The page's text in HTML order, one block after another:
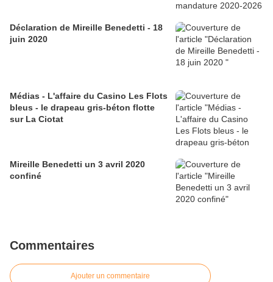
Déclaration de Mireille Benedetti - 18
juin 2020
Médias - L'affaire du Casino Les Flots
bleus - le drapeau gris-béton flotte
sur La Ciotat
Mireille Benedetti un 3 avril 2020
confiné
Commentaires
Ajouter un commentaire